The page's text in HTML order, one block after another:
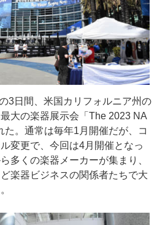
3日間、米国カリフォルニア州の
大の楽器展示会「The 2023 NA
た。通常は毎年1月開催だが、コ
変更で、今回は4月開催となっ
多くの楽器メーカーが集まり、
楽器ビジネスの関係者たちで大